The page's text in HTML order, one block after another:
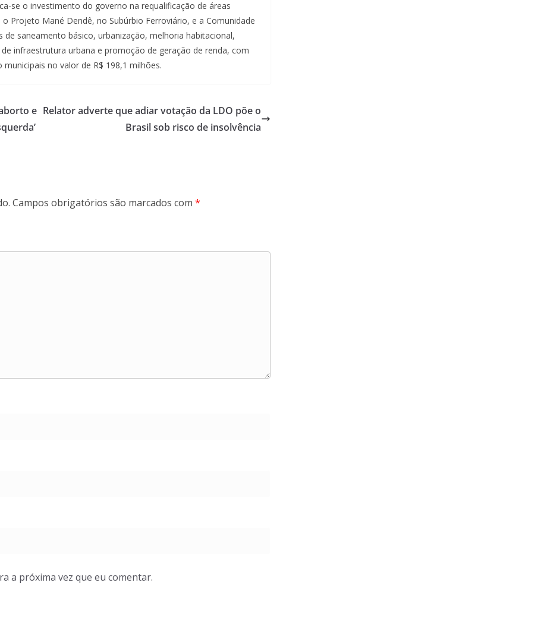
se o investimento do governo na requalificação de áreas
Projeto Mané Dendê, no Subúrbio Ferroviário, e a Comunidade
de saneamento básico, urbanização, melhoria habitacional,
infraestrutura urbana e promoção de geração de renda, com
no valor de R$ 198,1 milhões.
e Relator adverte que adiar votação da LDO põe o
Brasil sob risco de insolvência
Campos obrigatórios são marcados com *
a próxima vez que eu comentar.